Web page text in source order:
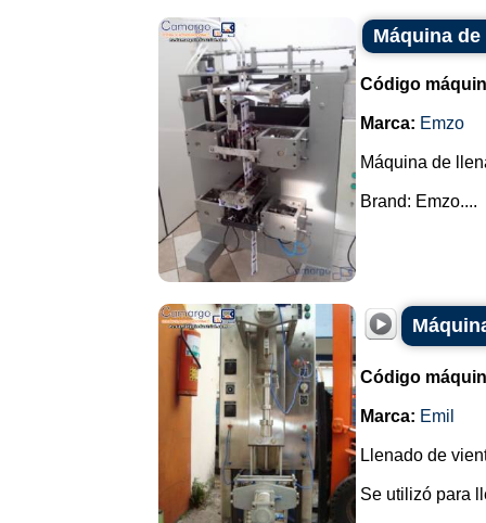
Máquina
Código
Marca: Emzo
Máquina de
Brand: Emzo....
Código
Marca: Emil
Llenado de
Se utilizó para